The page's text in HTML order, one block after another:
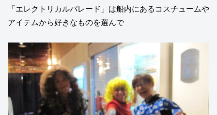
「エレクトリカルパレード」は船内にあるコスチュームや
アイテムから好きなものを選んで